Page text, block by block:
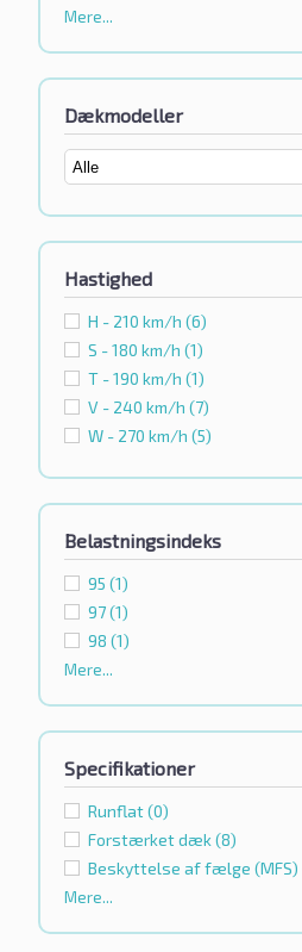
Mere...
Dækmodeller
Hastighed
H - 210 km/h (6)
S - 180 km/h (1)
T - 190 km/h (1)
V - 240 km/h (7)
W - 270 km/h (5)
Belastningsindeks
95 (1)
97(1)
98 (1)
Mere...
Specifikationer
Runflat(0)
Forstærket dæk (8)
Beskyttelse af fælge (MFS)
Mere...